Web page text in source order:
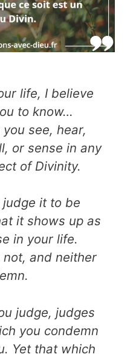
life, I believe
to know…
see, hear,
or sense in any
of Divinity.
it to be
it shows up as
in your life.
and neither
judge, judges
you condemn
Yet that which